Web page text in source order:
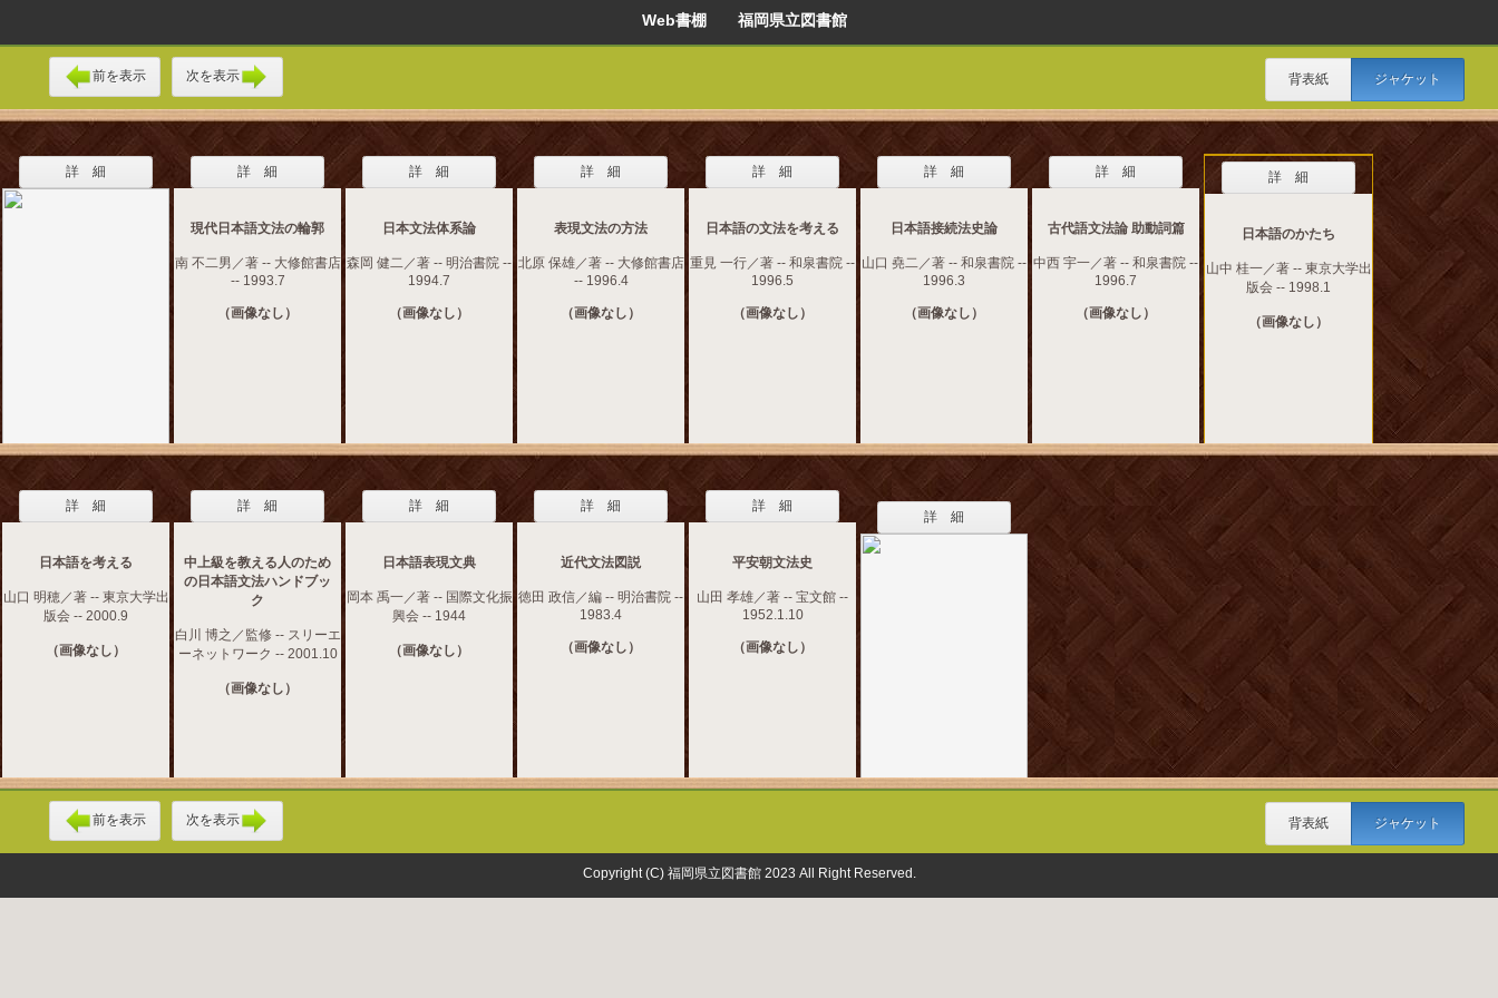
Web書棚 福岡県立図書館
前を表示 次を表示 背表紙 ジャケット
詳 細 詳 細
現代日本語文法の輪郭
南 不二男／著 -- 大修館書店
-- 1993.7
（画像なし）
詳 細
日本文法体系論
森岡 健二／著 -- 明治書院 --
1994.7
（画像なし）
詳 細
表現文法の方法
北原 保雄／著 -- 大修館書店
-- 1996.4
（画像なし）
詳 細
日本語の文法を考える
重見 一行／著 -- 和泉書院 --
1996.5
（画像なし）
詳 細
日本語接続法史論
山口 堯二／著 -- 和泉書院 --
1996.3
（画像なし）
詳 細
古代語文法論 助動詞篇
中西 宇一／著 -- 和泉書院 --
1996.7
（画像なし）
詳 細
日本語のかたち
山中 桂一／著 -- 東京大学出
版会 -- 1998.1
（画像なし）
詳 細
日本語を考える
山口 明穂／著 -- 東京大学出
版会 -- 2000.9
（画像なし）
詳 細
中上級を教える人のため
の日本語文法ハンドブッ
ク
白川 博之／監修 -- スリーエ
ーネットワーク -- 2001.10
（画像なし）
詳 細
日本語表現文典
岡本 禹一／著 -- 国際文化振
興会 -- 1944
（画像なし）
詳 細
近代文法図説
徳田 政信／編 -- 明治書院 --
1983.4
（画像なし）
詳 細
平安朝文法史
山田 孝雄／著 -- 宝文館 --
1952.1.10
（画像なし）
詳 細
前を表示 次を表示 背表紙 ジャケット
Copyright (C) 福岡県立図書館 2023 All Right Reserved.